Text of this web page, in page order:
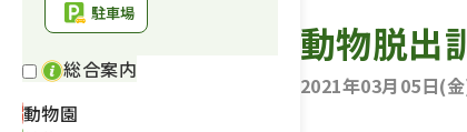
駐車場
総合案内
動物園
動物脱出
2021年03月05日(